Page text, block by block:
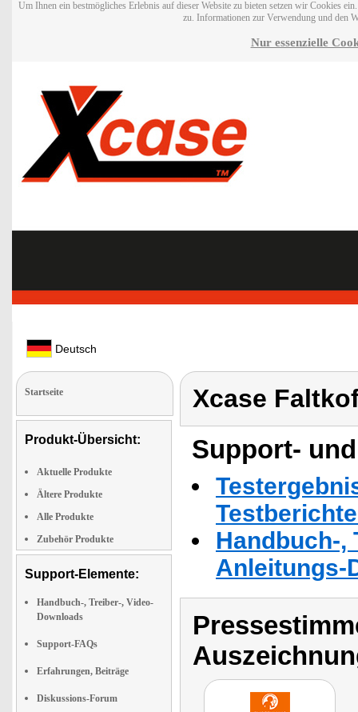
Um Ihnen ein bestmögliches Erlebnis auf dieser Website zu bieten setzen wir Cookies
zu. Informationen zur Verwendung und den
Nur essenzielle
Deutsch
Startseite
Produkt-Übersicht:
Aktuelle Produkte
Ältere Produkte
Alle Produkte
Zubehör Produkte
Support-Elemente:
Handbuch-, Treiber-, Video-
Downloads
Support-FAQs
Erfahrungen, Beiträge
Diskussions-Forum
Xcase
Support-
Handbuch-,
Anleitungs-